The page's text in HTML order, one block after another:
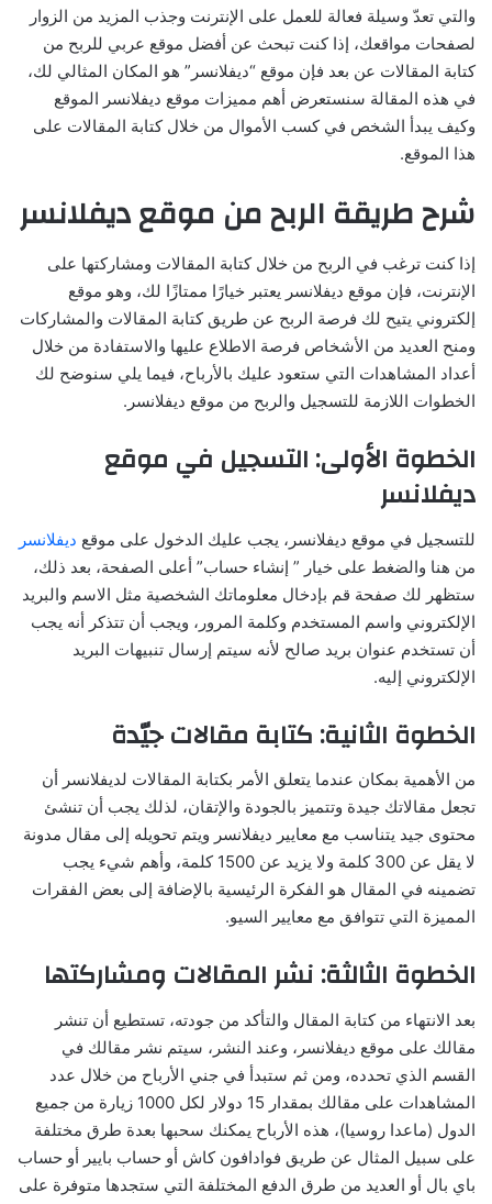
والتي تعدّ وسيلة فعالة للعمل على الإنترنت وجذب المزيد من الزوار
لصفحات مواقعك، إذا كنت تبحث عن أفضل موقع عربي للربح من
كتابة المقالات عن بعد فإن موقع “ديفلانسر” هو المكان المثالي لك،
في هذه المقالة سنستعرض أهم مميزات موقع ديفلانسر الموقع
وكيف يبدأ الشخص في كسب الأموال من خلال كتابة المقالات على
هذا الموقع.
شرح طريقة الربح من موقع ديفلانسر
إذا كنت ترغب في الربح من خلال كتابة المقالات ومشاركتها على
الإنترنت، فإن موقع ديفلانسر يعتبر خيارًا ممتازًا لك، وهو موقع
إلكتروني يتيح لك فرصة الربح عن طريق كتابة المقالات والمشاركات
ومنح العديد من الأشخاص فرصة الاطلاع عليها والاستفادة من خلال
أعداد المشاهدات التي ستعود عليك بالأرباح، فيما يلي سنوضح لك
الخطوات اللازمة للتسجيل والربح من موقع ديفلانسر.
الخطوة الأولى: التسجيل في موقع
ديفلانسر
للتسجيل في موقع ديفلانسر، يجب عليك الدخول على موقع ديفلانسر
من هنا والضغط على خيار ” إنشاء حساب” أعلى الصفحة، بعد ذلك،
ستظهر لك صفحة قم بإدخال معلوماتك الشخصية مثل الاسم والبريد
الإلكتروني واسم المستخدم وكلمة المرور، ويجب أن تتذكر أنه يجب
أن تستخدم عنوان بريد صالح لأنه سيتم إرسال تنبيهات البريد
الإلكتروني إليه.
الخطوة الثانية: كتابة مقالات جيّدة
من الأهمية بمكان عندما يتعلق الأمر بكتابة المقالات لديفلانسر أن
تجعل مقالاتك جيدة وتتميز بالجودة والإتقان، لذلك يجب أن تنشئ
محتوى جيد يتناسب مع معايير ديفلانسر ويتم تحويله إلى مقال مدونة
لا يقل عن 300 كلمة ولا يزيد عن 1500 كلمة، وأهم شيء يجب
تضمينه في المقال هو الفكرة الرئيسية بالإضافة إلى بعض الفقرات
المميزة التي تتوافق مع معايير السيو.
الخطوة الثالثة: نشر المقالات ومشاركتها
بعد الانتهاء من كتابة المقال والتأكد من جودته، تستطيع أن تنشر
مقالك على موقع ديفلانسر، وعند النشر، سيتم نشر مقالك في
القسم الذي تحدده، ومن ثم ستبدأ في جني الأرباح من خلال عدد
المشاهدات على مقالك بمقدار 15 دولار لكل 1000 زيارة من جميع
الدول (ماعدا روسيا)، هذه الأرباح يمكنك سحبها بعدة طرق مختلفة
على سبيل المثال عن طريق فوادافون كاش أو حساب بايير أو حساب
باي بال أو العديد من طرق الدفع المختلفة التي ستجدها متوفرة على